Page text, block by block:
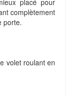
placé pour
complètement
porte.
volet roulant en